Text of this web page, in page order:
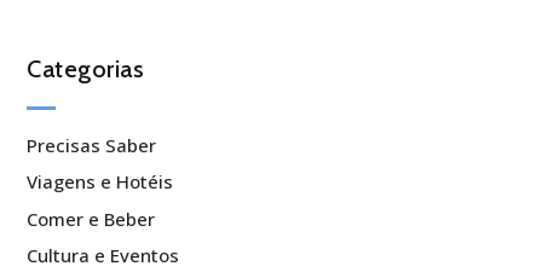
Categorias
Precisas Saber
Viagens e Hotéis
Comer e Beber
Cultura e Eventos